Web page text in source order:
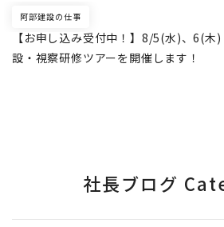
【お申し込み受付中！】8/5(水)、6(木)
設・視察研修ツアーを開催します！
阿部建設の仕事
社長ブログ